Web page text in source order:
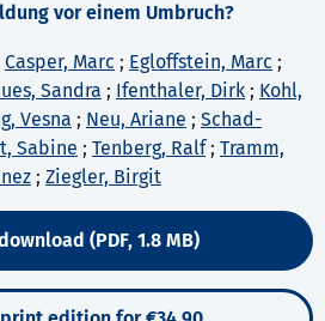
vor einem Umbruch?
Casper, Marc ; Egloffstein, Marc ;
Sandra ; Ifenthaler, Dirk ; Kohl,
Vesna ; Neu, Ariane ; Schad-
Sabine ; Tenberg, Ralf; Tramm,
; Ziegler, Birgit
(PDF, 1.8 MB)